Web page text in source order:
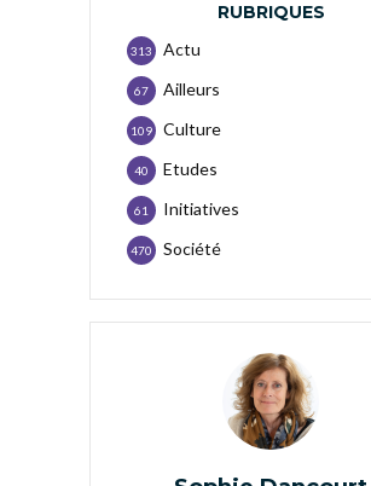
RUBRIQUES
Actu
313
Ailleurs
67
Culture
109
Etudes
40
Initiatives
61
Société
470